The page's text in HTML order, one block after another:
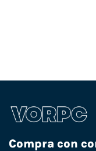
Compra con